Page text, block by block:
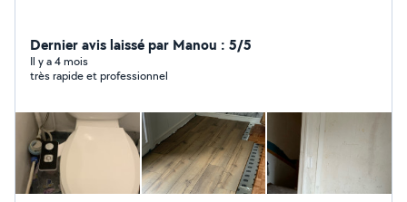
Dernier avis laissé par Manou : 5/5
Il y a 4 mois
très rapide et professionnel